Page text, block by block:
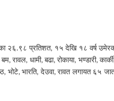
२६.९८ प्रतिशत, १५ देखि १८ वर्ष
बम,रावल, धामी,बढा,रोकाया, भण्डारी,कार्की
, भोटे,भारति,देउवा,रावत लगायत ६५